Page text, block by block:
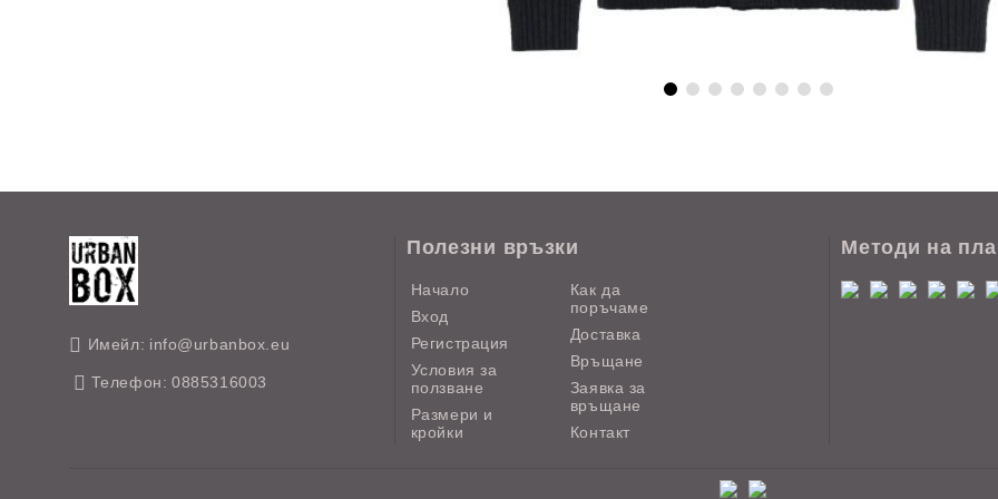
Имейл: info@urbanbox.eu
Телефон: 0885316003
Полезни връзки
Начало
Вход
Регистрация
Условия за
ползване
Размери и
кройки
Как да
поръчаме
Доставка
Връщане
Заявка за
връщане
Контакт
Методи на